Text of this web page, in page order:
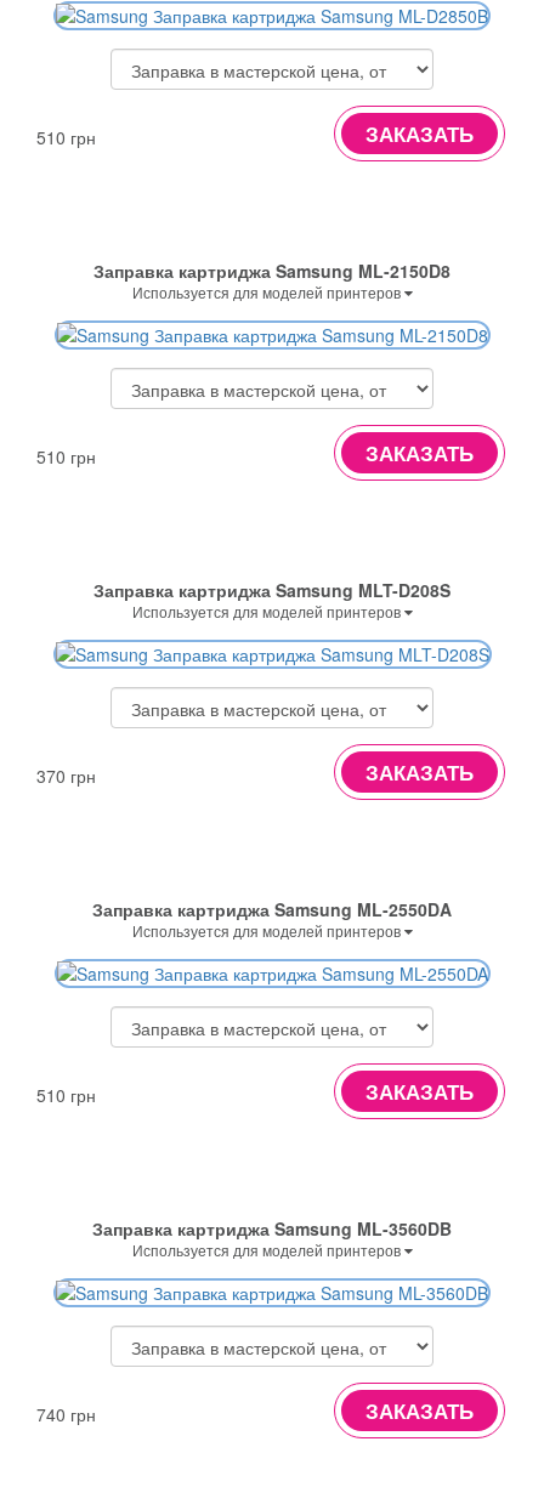
510 грн ЗАКАЗАТЬ
Заправка картриджа Samsung ML-2150D8
Используется для моделей принтеров
510 грн ЗАКАЗАТЬ
Заправка картриджа Samsung MLT-D208S
Используется для моделей принтеров
370 грн ЗАКАЗАТЬ
Заправка картриджа Samsung ML-2550DA
Используется для моделей принтеров
510 грн ЗАКАЗАТЬ
Заправка картриджа Samsung ML-3560DB
Используется для моделей принтеров
740 грн ЗАКАЗАТЬ